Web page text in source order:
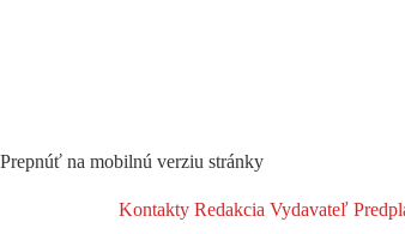
Prepnúť na mobilnú verziu stránky
Kontakty Redakcia Vydavateľ